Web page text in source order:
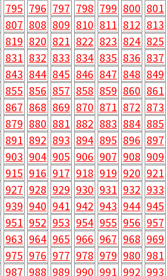
795 796 797 798 799 800 801
807 808 809 810 811 812 813
819 820 821 822 823 824 825
831 832 833 834 835 836 837
843 844 845 846 847 848 849
855 856 857 858 859 860 861
867 868 869 870 871 872 873
879 880 881 882 883 884 885
891 892 893 894 895 896 897
903 904 905 906 907 908 909
915 916 917 918 919 920 921
927 928 929 930 931 932 933
939 940 941 942 943 944 945
951 952 953 954 955 956 957
963 964 965 966 967 968 969
975 976 977 978 979 980 981
987 988 989 990 991 992 993